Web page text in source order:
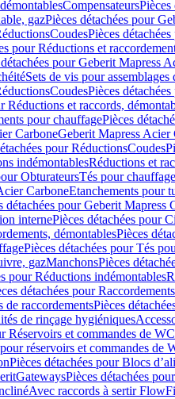
CompensateursPièces
gazPièces détachées pour
CoudesPièces
pour Réductions et
pour Geberit Mapress
Sets de vis pour assemblages
CoudesPièces
Réductions et raccords,
pour chauffagePièces
CarboneGeberit Mapress Acier
pour RéductionsCoudes
indémontablesRéductions et
ObturateursTés pour chauffage
CarboneEtanchements pour
détachées pour Geberit Mapress
internePièces détachées pour
démontablesPièces
Pièces détachées pour Tés
gazManchonsPièces
pour Réductions indémontables
détachées pour Raccordements
de raccordementsPièces
de rinçage hygiéniques
Réservoirs et commandes de
réservoirs et commandes de
Pièces détachées pour Blocs
GatewaysPièces détachées
Avec raccords à sertir